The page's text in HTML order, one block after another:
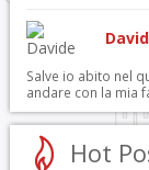
Salve io abito nel
andare con la mia
Hot